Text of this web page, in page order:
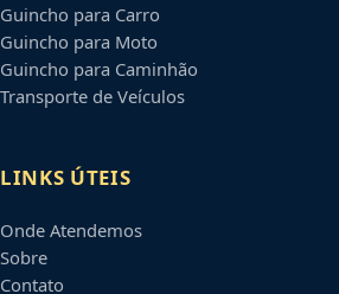
Guincho para Carro
Guincho para Moto
Guincho para Caminhão
Transporte de Veículos
LINKS ÚTEIS
Onde Atendemos
Sobre
Contato